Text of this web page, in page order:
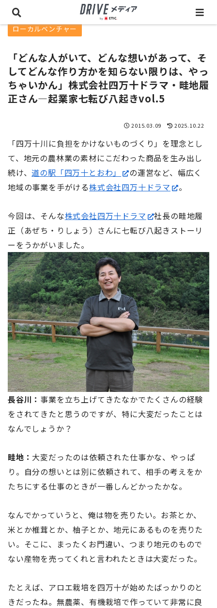
ローカルベンチャー
「どんな人がいて、どんな想いがあって、そ
してどんな作り方かを知らない限りは、やっ
ちゃいかん」株式会社四万十ドラマ・畦地履
正さん―起業家七転び八起きvol.5
2015.03.09 2025.10.22
「四万十川に負担をかけないものづくり」を理念とし
て、地元の農林業の素材にこだわった商品を生み出し
続け、道の駅「四万十とおわ」
の運営など、幅広く
地域の事業を手がける株式会社四万十ドラマ 。
今回は、そんな株式会社四万十ドラマ
社長の畦地履
正（あぜち・りしょう）さんに七転び八起きストーリ
ーをうかがいました。
長谷川： 事業を立ち上げてきたなかでたくさんの経験
をされてきたと思うのですが、特に大変だったことは
なんでしょうか？
畦地： 大変だったのは依頼された仕事かな、やっぱ
り。自分の想いとは別に依頼されて、相手の考えをか
たちにする仕事のときが一番しんどかったかな。
なんでかっていうと、俺は物を売りたい。お茶とか、
米とか椎茸とか、柚子とか、地元にあるものを売りた
い。そこに、まったくお門違い、つまり地元のもので
ない産物を売ってくれと言われたときは大変だった。
たとえば、アロエ栽培を四万十が始めたばっかりのと
きだったね。無農薬、有機栽培で作っていて非常に良